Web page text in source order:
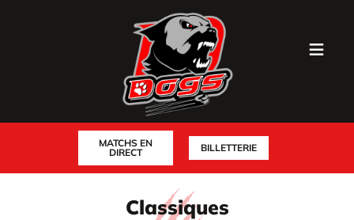
MATCHS EN
DIRECT
BILLETTERIE
Classiques